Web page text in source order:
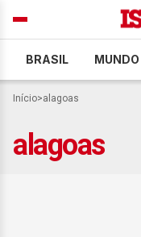
BRASIL MUNDO
Início>alagoas
alagoas